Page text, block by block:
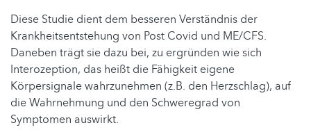
Diese Studie dient dem besseren Verständnis der
Krankheitsentstehung von Post Covid und ME/CFS.
Daneben trägt sie dazu bei, zu ergründen wie sich
Interozeption, das heißt die Fähigkeit eigene
Körpersignale wahrzunehmen (z.B. den Herzschlag), auf
die Wahrnehmung und den Schweregrad von
Symptomen auswirkt.